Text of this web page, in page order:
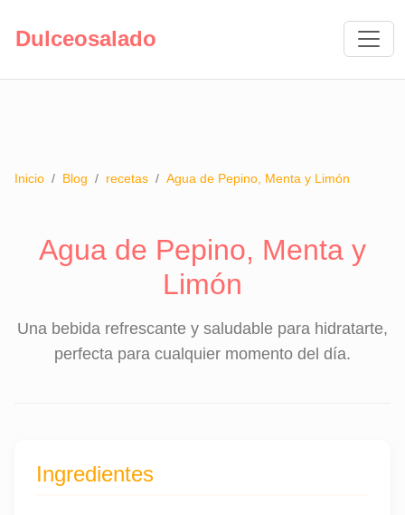
Dulceosalado
Inicio / Blog / recetas / Agua de Pepino, Menta y Limón
Agua de Pepino, Menta y
Limón
Una bebida refrescante y saludable para hidratarte,
perfecta para cualquier momento del día.
Ingredientes